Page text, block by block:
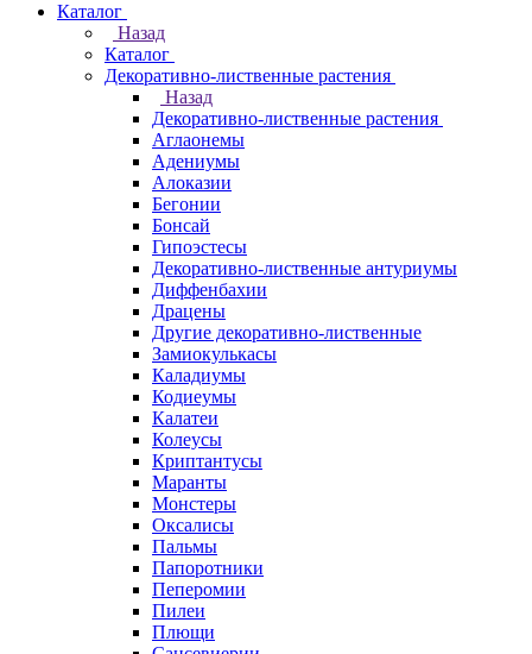
Каталог
Назад
Каталог
Декоративно-лиственные растения
Назад
Декоративно-лиственные растения
Аглаонемы
Адениумы
Алоказии
Бегонии
Бонсай
Гипоэстесы
Декоративно-лиственные антуриумы
Диффенбахии
Драцены
Другие декоративно-лиственные
Замиокулькасы
Каладиумы
Кодиеумы
Калатеи
Колеусы
Криптантусы
Маранты
Монстеры
Оксалисы
Пальмы
Папоротники
Пеперомии
Пилеи
Плющи